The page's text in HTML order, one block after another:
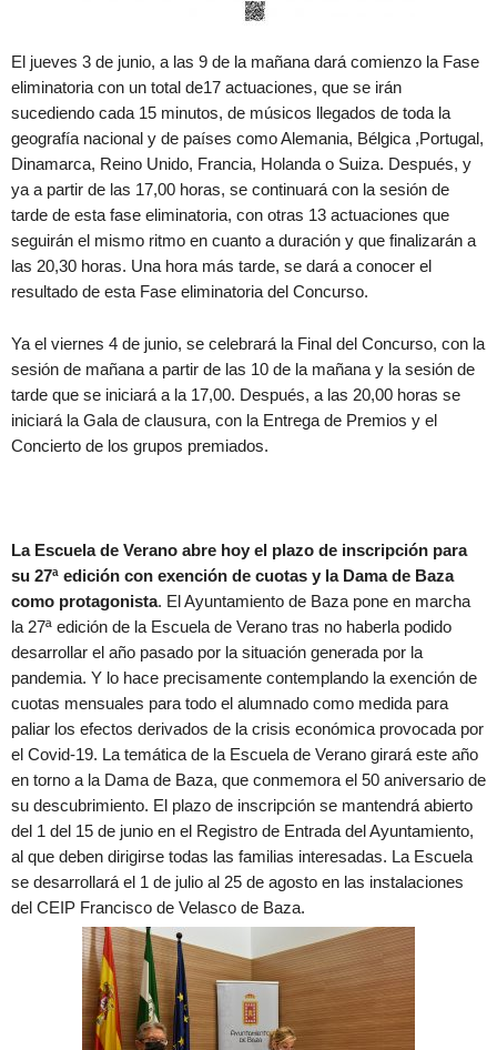
El jueves 3 de junio, a las 9 de la mañana dará comienzo la Fase
eliminatoria con un total de17 actuaciones, que se irán
sucediendo cada 15 minutos, de músicos llegados de toda la
geografía nacional y de países como Alemania, Bélgica ,Portugal,
Dinamarca, Reino Unido, Francia, Holanda o Suiza. Después, y
ya a partir de las 17,00 horas, se continuará con la sesión de
tarde de esta fase eliminatoria, con otras 13 actuaciones que
seguirán el mismo ritmo en cuanto a duración y que finalizarán a
las 20,30 horas. Una hora más tarde, se dará a conocer el
resultado de esta Fase eliminatoria del Concurso.
Ya el viernes 4 de junio, se celebrará la Final del Concurso, con la
sesión de mañana a partir de las 10 de la mañana y la sesión de
tarde que se iniciará a la 17,00. Después, a las 20,00 horas se
iniciará la Gala de clausura, con la Entrega de Premios y el
Concierto de los grupos premiados.
La Escuela de Verano abre hoy el plazo de inscripción para
su 27ª edición con exención de cuotas y la Dama de Baza
como protagonista. El Ayuntamiento de Baza pone en marcha
la 27ª edición de la Escuela de Verano tras no haberla podido
desarrollar el año pasado por la situación generada por la
pandemia. Y lo hace precisamente contemplando la exención de
cuotas mensuales para todo el alumnado como medida para
paliar los efectos derivados de la crisis económica provocada por
el Covid-19. La temática de la Escuela de Verano girará este año
en torno a la Dama de Baza, que conmemora el 50 aniversario de
su descubrimiento. El plazo de inscripción se mantendrá abierto
del 1 del 15 de junio en el Registro de Entrada del Ayuntamiento,
al que deben dirigirse todas las familias interesadas. La Escuela
se desarrollará el 1 de julio al 25 de agosto en las instalaciones
del CEIP Francisco de Velasco de Baza.